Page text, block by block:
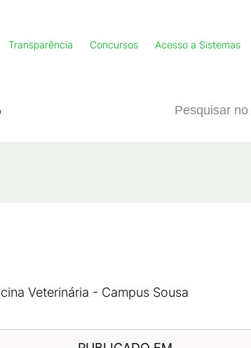
Transparência Concursos Acesso a Sistemas
Veterinária - Campus Sousa